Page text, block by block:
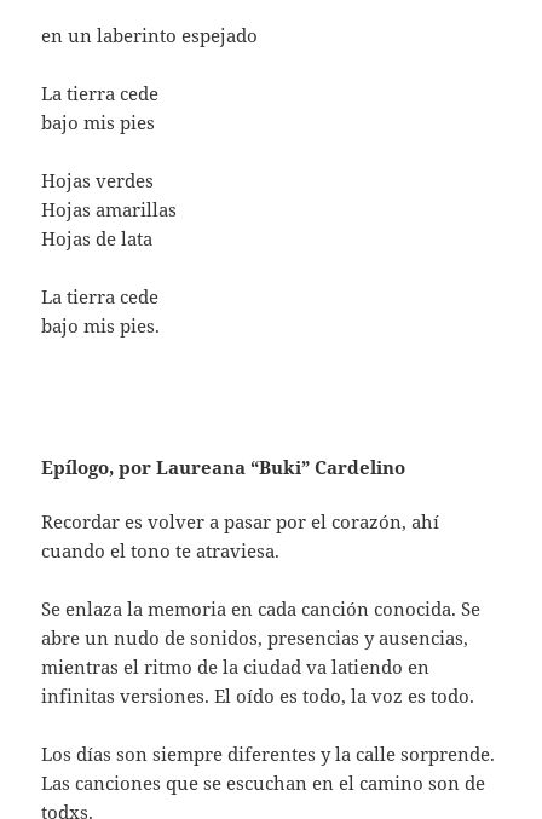
en un laberinto espejado
La tierra cede
bajo mis pies
Hojas verdes
Hojas amarillas
Hojas de lata
La tierra cede
bajo mis pies.
Epílogo, por Laureana “Buki” Cardelino
Recordar es volver a pasar por el corazón, ahí
cuando el tono te atraviesa.
Se enlaza la memoria en cada canción conocida. Se
abre un nudo de sonidos, presencias y ausencias,
mientras el ritmo de la ciudad va latiendo en
infinitas versiones. El oído es todo, la voz es todo.
Los días son siempre diferentes y la calle sorprende.
Las canciones que se escuchan en el camino son de
todxs.